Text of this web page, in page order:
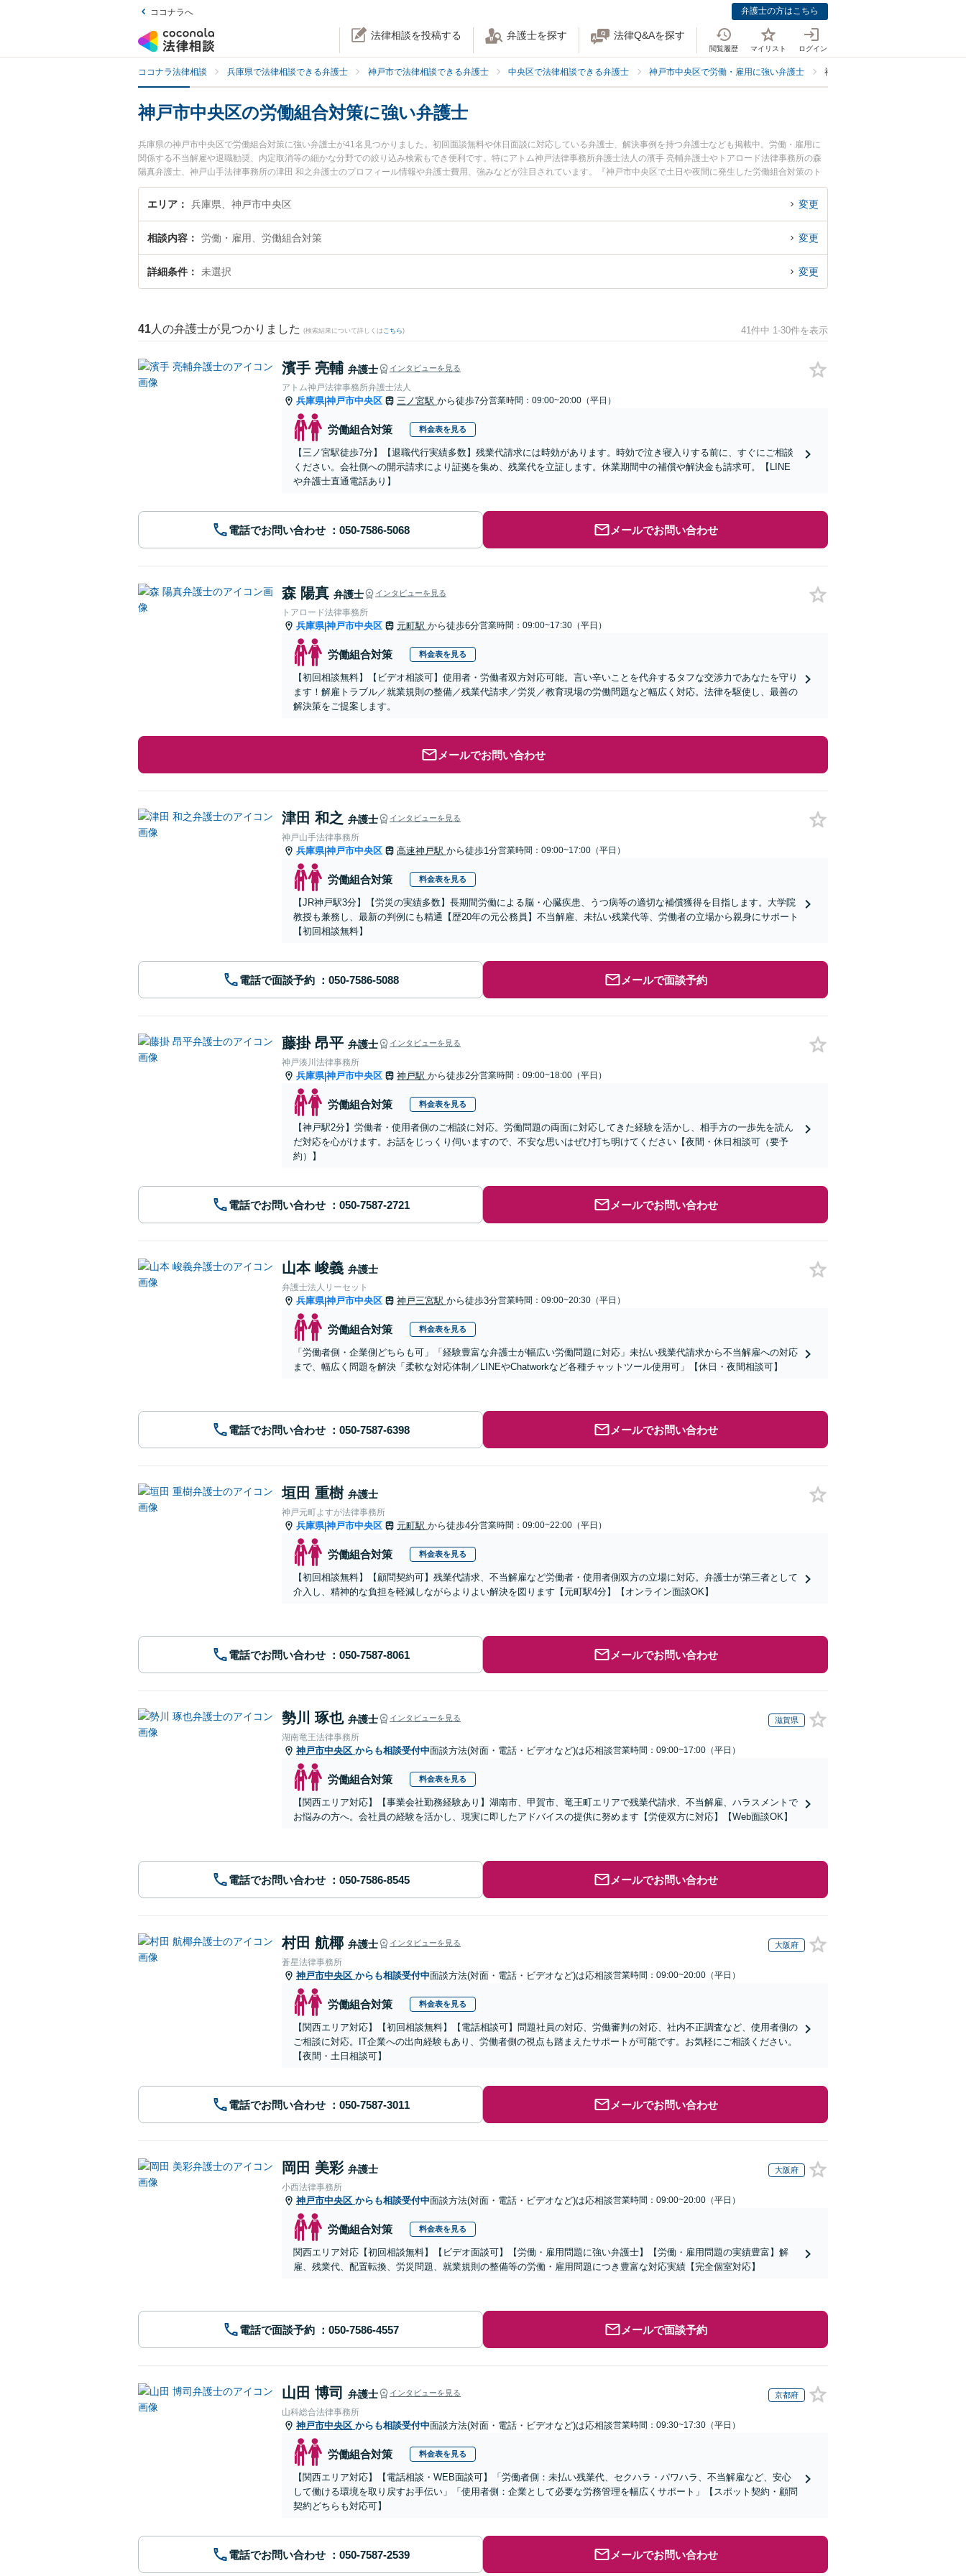
ココナラへ 弁護士の方はこちら
法律相談を投稿する 弁護士を探す 法律Q&Aを探す
閲覧履歴 マイリスト ログイン
ココナラ法律相談 兵庫県で法律相談できる弁護士 神戸市で法律相談できる弁護士 中央区で法律相談できる弁護士 神戸市中央区で労働・雇用に強い弁護士 神戸市中央区で労働組合対策に強い
神戸市中央区の労働組合対策に強い弁護士
兵庫県の神戸市中央区で労働組合対策に強い弁護士が41名見つかりました。初回面談無料や休日面談に対応している弁護士、解決事例を持つ弁護士なども掲載中。労働・雇用に
関係する不当解雇や退職勧奨、内定取消等の細かな分野での絞り込み検索もでき便利です。特にアトム神戸法律事務所弁護士法人の濱手 亮輔弁護士やトアロード法律事務所の森
陽真弁護士、神戸山手法律事務所の津田 和之弁護士のプロフィール情報や弁護士費用、強みなどが注目されています。『神戸市中央区で土日や夜間に発生した労働組合対策のト
ラブルを今すぐに弁護士に相談したい』『労働組合対策のトラブル解決の実績豊富な近くの弁護士を検索したい』『初回相談無料で労働組合対策を法律相談できる神戸市中央区内
の弁護士に相談予約したい』などでお困りの相談者さんにおすすめです。
エリア 兵庫県、神戸市中央区 変更
相談内容 労働・雇用、労働組合対策 変更
詳細条件 未選択 変更
41 人の弁護士が見つかりました (検索結果について詳しくは こちら) 41件中 1-30件を表示
濱手 亮輔 弁護士 インタビューを見る
アトム神戸法律事務所弁護士法人
兵庫県|神戸市中央区 三ノ宮駅 から徒歩7分営業時間：09:00~20:00（平日）
労働組合対策 料金表を見る
【三ノ宮駅徒歩7分】【退職代行実績多数】残業代請求には時効があります。時効で泣き寝入りする前に、すぐにご相談
ください。会社側への開示請求により証拠を集め、残業代を立証します。休業期間中の補償や解決金も請求可。【LINE
や弁護士直通電話あり】
電話でお問い合わせ メールでお問い合わせ
森 陽真 弁護士 インタビューを見る
トアロード法律事務所
兵庫県|神戸市中央区 元町駅 から徒歩6分営業時間：09:00~17:30（平日）
労働組合対策 料金表を見る
【初回相談無料】【ビデオ相談可】使用者・労働者双方対応可能。言い辛いことを代弁するタフな交渉力であなたを守り
ます！解雇トラブル／就業規則の整備／残業代請求／労災／教育現場の労働問題など幅広く対応。法律を駆使し、最善の
解決策をご提案します。
メールでお問い合わせ
津田 和之 弁護士 インタビューを見る
神戸山手法律事務所
兵庫県|神戸市中央区 高速神戸駅 から徒歩1分営業時間：09:00~17:00（平日）
労働組合対策 料金表を見る
【JR神戸駅3分】【労災の実績多数】長期間労働による脳・心臓疾患、うつ病等の適切な補償獲得を目指します。大学院
教授も兼務し、最新の判例にも精通【歴20年の元公務員】不当解雇、未払い残業代等、労働者の立場から親身にサポート
【初回相談無料】
電話で面談予約 メールで面談予約
藤掛 昂平 弁護士 インタビューを見る
神戸湊川法律事務所
兵庫県|神戸市中央区 神戸駅 から徒歩2分営業時間：09:00~18:00（平日）
労働組合対策 料金表を見る
【神戸駅2分】労働者・使用者側のご相談に対応。労働問題の両面に対応してきた経験を活かし、相手方の一歩先を読ん
だ対応を心がけます。お話をじっくり伺いますので、不安な思いはぜひ打ち明けてください【夜間・休日相談可（要予
約）】
電話でお問い合わせ メールでお問い合わせ
山本 峻義 弁護士
弁護士法人リーセット
兵庫県|神戸市中央区 神戸三宮駅 から徒歩3分営業時間：09:00~20:30（平日）
労働組合対策 料金表を見る
「労働者側・企業側どちらも可」「経験豊富な弁護士が幅広い労働問題に対応」未払い残業代請求から不当解雇への対応
まで、幅広く問題を解決「柔軟な対応体制／LINEやChatworkなど各種チャットツール使用可」【休日・夜間相談可】
電話でお問い合わせ メールでお問い合わせ
垣田 重樹 弁護士
神戸元町よすが法律事務所
兵庫県|神戸市中央区 元町駅 から徒歩4分営業時間：09:00~22:00（平日）
労働組合対策 料金表を見る
【初回相談無料】【顧問契約可】残業代請求、不当解雇など労働者・使用者側双方の立場に対応。弁護士が第三者として
介入し、精神的な負担を軽減しながらよりよい解決を図ります【元町駅4分】【オンライン面談OK】
電話でお問い合わせ メールでお問い合わせ
勢川 琢也 弁護士 インタビューを見る 滋賀県
湖南竜王法律事務所
神戸市中央区 からも相談受付中面談方法(対面・電話・ビデオなど)は応相談営業時間：09:00~17:00（平日）
労働組合対策 料金表を見る
【関西エリア対応】【事業会社勤務経験あり】湖南市、甲賀市、竜王町エリアで残業代請求、不当解雇、ハラスメントで
お悩みの方へ。会社員の経験を活かし、現実に即したアドバイスの提供に努めます【労使双方に対応】【Web面談OK】
電話でお問い合わせ メールでお問い合わせ
村田 航椰 弁護士 インタビューを見る 大阪府
蒼星法律事務所
神戸市中央区 からも相談受付中面談方法(対面・電話・ビデオなど)は応相談営業時間：09:00~20:00（平日）
労働組合対策 料金表を見る
【関西エリア対応】【初回相談無料】【電話相談可】問題社員の対応、労働審判の対応、社内不正調査など、使用者側の
ご相談に対応。IT企業への出向経験もあり、労働者側の視点も踏まえたサポートが可能です。お気軽にご相談ください。
【夜間・土日相談可】
電話でお問い合わせ メールでお問い合わせ
岡田 美彩 弁護士 大阪府
小西法律事務所
神戸市中央区 からも相談受付中面談方法(対面・電話・ビデオなど)は応相談営業時間：09:00~20:00（平日）
労働組合対策 料金表を見る
関西エリア対応【初回相談無料】【ビデオ面談可】【労働・雇用問題に強い弁護士】【労働・雇用問題の実績豊富】解
雇、残業代、配置転換、労災問題、就業規則の整備等の労働・雇用問題につき豊富な対応実績【完全個室対応】
電話で面談予約 メールで面談予約
山田 博司 弁護士 インタビューを見る 京都府
山科総合法律事務所
神戸市中央区 からも相談受付中面談方法(対面・電話・ビデオなど)は応相談営業時間：09:30~17:30（平日）
労働組合対策 料金表を見る
【関西エリア対応】【電話相談・WEB面談可】「労働者側：未払い残業代、セクハラ・パワハラ、不当解雇など、安心
して働ける環境を取り戻すお手伝い」「使用者側：企業として必要な労務管理を幅広くサポート」【スポット契約・顧問
契約どちらも対応可】
電話でお問い合わせ メールでお問い合わせ